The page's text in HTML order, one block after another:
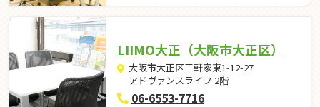
LIIMO大正（大阪市大正区）
大阪市大正区三軒家東1-12-27
アドヴァンスライフ 2階
06-6553-7716